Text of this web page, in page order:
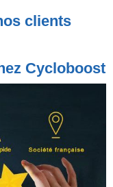
clients
Cycloboost